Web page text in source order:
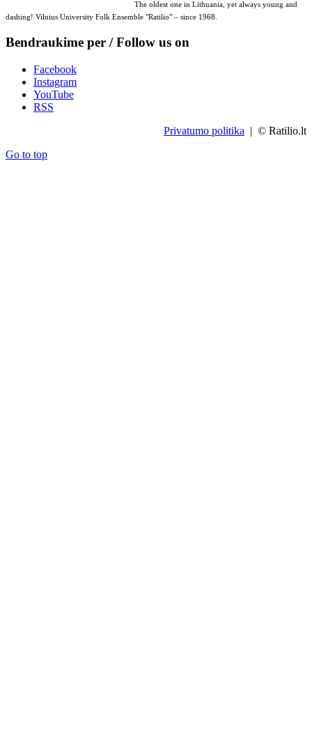
The oldest one in Lithuania, yet always young and
dashing! Vilnius University Folk Ensemble "Ratilio" – since 1968.
Bendraukime per / Follow us on
Facebook
Instagram
YouTube
RSS
Privatumo politika | © Ratilio.lt
Go to top